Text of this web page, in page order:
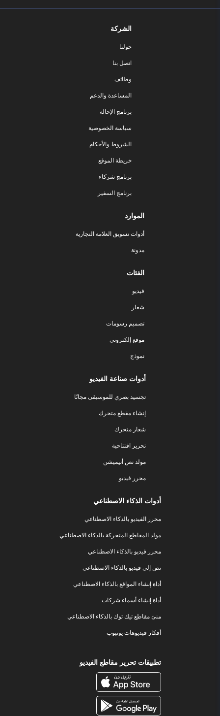
الشركة
حولنا
اتصل بنا
وظائف
المساعدة والدعم
برنامج الإحالة
سياسة الخصوصية
الشروط والأحكام
خريطة الموقع
برنامج شركاء
برنامج السفير
الموارد
أدوات تسويق العلامة التجارية
مدونة
الفئات
فيديو
شعار
تصميم رسومات
موقع إلكتروني
نموذج
أدوات صناعة الفيديو
تجسيد بصري للموسيقى مجانًا
إنشاء مقطع متحرك
شعار متحرك
تحرير افتتاحية
مولد نص أنيميشن
محرر فيديو
أدوات الذكاء الاصطناعي
محرر الفيديو بالذكاء الاصطناعي
مولد المقاطع المتحركة بالذكاء الاصطناعي
محرر فيديو بالذكاء الاصطناعي
نص إلى فيديو بالذكاء الاصطناعي
أداة إنشاء المواقع بالذكاء الاصطناعي
أداة إنشاء أسماء شركات
منئ مقاطع تيك توك بالذكاء الاصطناعي
أفكار فيديوهات يوتيوب
تطبيقات تحرير مقاطع الفيديو